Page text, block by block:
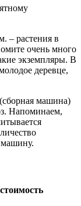
– растения в
очень много
экземпляры. В
деревце,
машина)
Напоминаем,
машину.